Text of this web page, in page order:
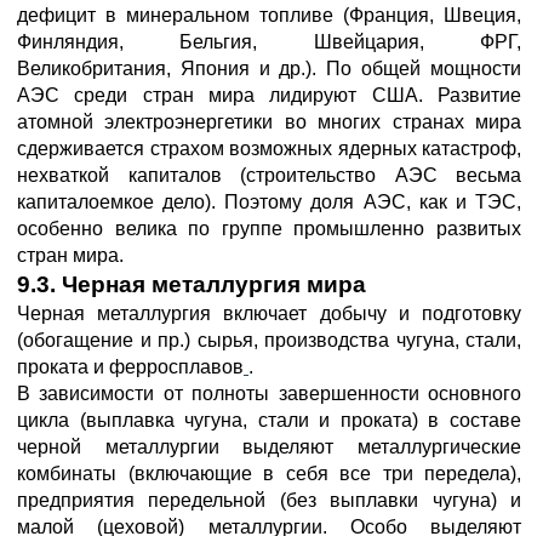
дефицит в минеральном топливе (Франция, Швеция,
Финляндия, Бельгия, Швейцария, ФРГ,
Великобритания, Япония и др.). По общей мощности
АЭС среди стран мира лидируют США. Развитие
атомной электроэнергетики во многих странах мира
сдерживается страхом возможных ядерных катастроф,
нехваткой капиталов (строительство АЭС весьма
капиталоемкое дело). Поэтому доля АЭС, как и ТЭС,
особенно велика по группе промышленно развитых
стран мира.
9.3. Черная металлургия мира
Черная металлургия включает добычу и подготовку
(обогащение и пр.) сырья, производства чугуна, стали,
проката и ферросплавов .
В зависимости от полноты завершенности основного
цикла (выплавка чугуна, стали и проката) в составе
черной металлургии выделяют металлургические
комбинаты (включающие в себя все три передела),
предприятия передельной (без выплавки чугуна) и
малой (цеховой) металлургии. Особо выделяют